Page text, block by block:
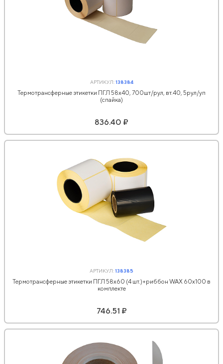
АРТИКУЛ:138384
Термотрансферные этикетки ПГЛ 58х40, 700шт/рул, вт.40, 5рул/уп
(спайка)
836.40 ₽
АРТИКУЛ:138385
Термотрансферные этикетки ПГЛ 58х60 (4 шт.)+риббон WAX 60x100 в
комплекте
746.51 ₽